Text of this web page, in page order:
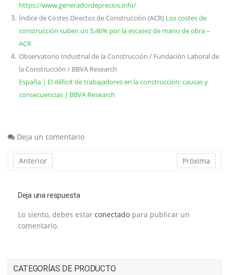
https://www.generadordeprecios.info/
Índice de Costes Directos de Construcción (ACR) Los costes de
construcción suben un 5,46% por la escasez de mano de obra –
ACR
Observatorio Industrial de la Construcción / Fundación Laboral de
la Construcción / BBVA Research
España | El déficit de trabajadores en la construcción: causas y
consecuencias | BBVA Research
Deja un comentario
Anterior Próxima
Deja una respuesta
Lo siento, debes estar conectado para publicar un
comentario.
CATEGORÍAS DE PRODUCTO